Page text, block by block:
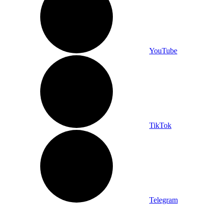
YouTube
TikTok
Telegram